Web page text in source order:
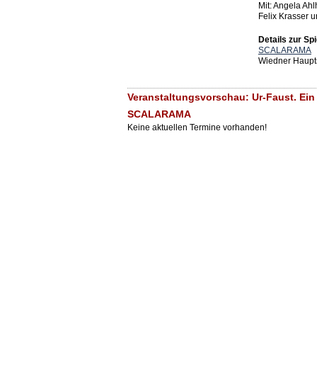
Mit: Angela
Felix Krasser
Details zur
SCALARAMA
Wiedner
Veranstaltungsvorschau: Ur-Faust. Ein
SCALARAMA
Keine aktuellen Termine vorhanden!